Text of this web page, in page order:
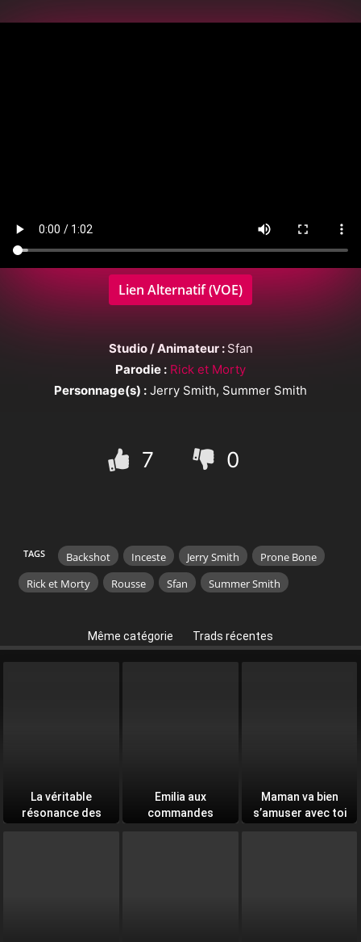
Lien Alternatif (VOE)
Studio / Animateur : Sfan
Parodie : Rick et Morty
Personnage(s) : Jerry Smith, Summer Smith
7 0
TAGS Backshot Inceste Jerry Smith
Prone Bone
Rick et Morty
Rousse Sfan Summer Smith
Même catégorie Trads récentes
La véritable
résonance des
Emilia aux
commandes
Maman va bien
s’amuser avec toi